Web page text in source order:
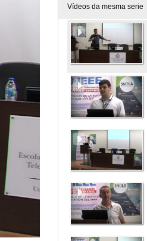
Vídeos da mesma serie